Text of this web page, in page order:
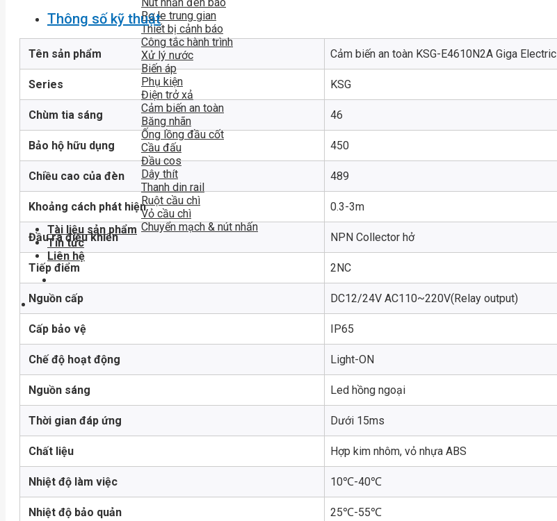
Rơ le trung gian
Thiết bị cảnh báo
Công tắc hành trình
Xử lý nước
Biến áp
Phụ kiện
Điện trở xả
Cảm biến an toàn
Băng nhãn
Ống lồng đầu cốt
Cầu đấu
Đầu cos
Dây thít
Thanh din rail
Ruột cầu chì
Vỏ cầu chì
Chuyển mạch & nút nhấn
Tài liệu sản phẩm
Tin tức
Liên hệ
Thông số kỹ thuật
Tên sản phẩm Cảm biến an toàn KSG-E4610N2A Giga Electric
Series KSG
Chùm tia sáng 46
Bảo hộ hữu dụng 450
Chiều cao của đèn 489
Khoảng cách phát hiện 0.3-3m
Đầu ra điều khiển NPN Collector hở
Tiếp điểm 2NC
Nguồn cấp DC12/24V AC110~220V(Relay output)
Cấp bảo vệ IP65
Chế độ hoạt động Light-ON
Nguồn sáng Led hồng ngoại
Thời gian đáp ứng Dưới 15ms
Chất liệu Hợp kim nhôm, vỏ nhựa ABS
Nhiệt độ làm việc 10℃-40℃
Nhiệt độ bảo quản 25℃-55℃